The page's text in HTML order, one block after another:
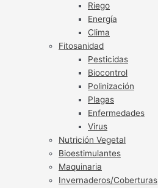
Riego
Energía
Clima
Fitosanidad
Pesticidas
Biocontrol
Polinización
Plagas
Enfermedades
Virus
Nutrición Vegetal
Bioestimulantes
Maquinaria
Invernaderos/Coberturas